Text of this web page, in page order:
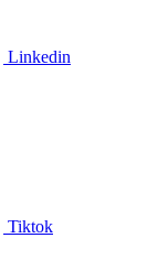
Linkedin
Tiktok